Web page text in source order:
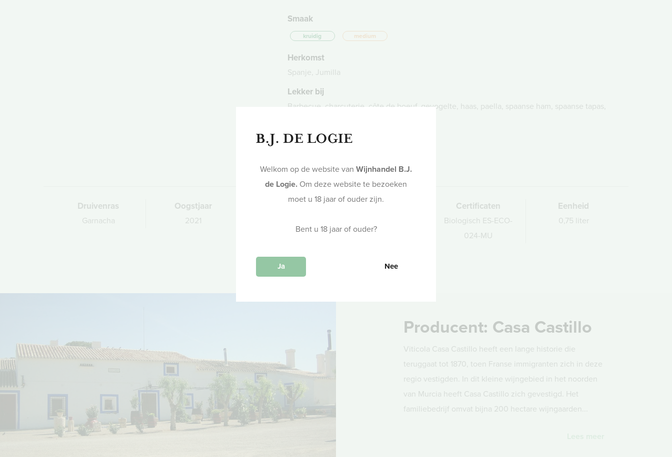
Smaak
kruidig medium
Herkomst
Spanje, Jumilla
Lekker bij
Barbecue, charcuterie, côte de boeuf, gevogelte, haas, paella, spaanse ham, spaanse tapas,
Druivenras
Garnacha
Oogstjaar
2021
Rijping Certificaten
Biologisch ES-ECO-
024-MU
Eenheid
0,75 liter
Producent: Casa Castillo
Viticola Casa Castillo heeft een lange historie die
teruggaat tot 1870, toen Franse immigranten zich in deze
regio vestigden. In dit kleine wijngebied in het noorden
van Murcia heeft Casa Castillo zich gevestigd. Het
familiebedrijf omvat bijna 200 hectare wijngaarden...
Welkom op de website van Wijnhandel B.J.
de Logie. Om deze website te bezoeken
moet u 18 jaar of ouder zijn.
Bent u 18 jaar of ouder?
Ja Nee